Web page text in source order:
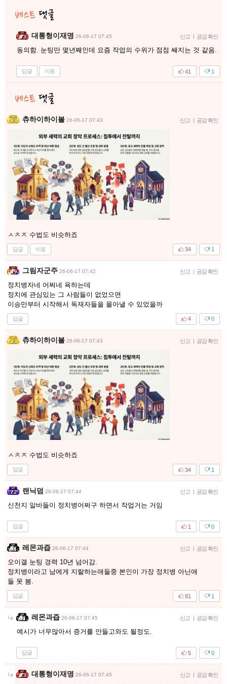
대통형이재명 26-06-17 07:45 신고 | 공감 확인
동의함. 눈팅만 몇년째인데 요즘 작업의 수위가 점점 쌔지는 것 같음.
답글 이동 1
41
츄하이하이볼 26-06-17 07:43 신고 | 공감 확인
ㅅㅊㅈ 수법도 비슷하죠
답글 이동 1
34
그림자군주 26-06-17 07:42 신고 | 공감 확인
정치병자네 어쩌네 욕하는데
정치에 관심있는 그 사람들이 없었으면
이승만부터 시작해서 독재자들을 몰아낼 수 있었을까
답글 0
4
츄하이하이볼 26-06-17 07:43 신고 | 공감 확인
ㅅㅊㅈ 수법도 비슷하죠
답글 1
34
랜닉덤 26-06-17 07:44 신고 공감 확인
신천지 알바들이 정치병어쩌구 하면서 작업거는 거임
답글 0
1
레몬과즙 26-06-17 07:44 신고 공감 확인
오이갤 눈팅 경력 10년 넘어감.
정치병이라고 남에게 지랄하는애들중 본인이 가장 정치병 아닌애
들 못 봄.
답글 1
81
레몬과즙 26-06-17 07:45 신고 공감 확인
예시가 너무많아서 증거를 안들고와도 될정도.
답글 0
5
대통형이재명 26-06-17 07:45 신고 공감 확인